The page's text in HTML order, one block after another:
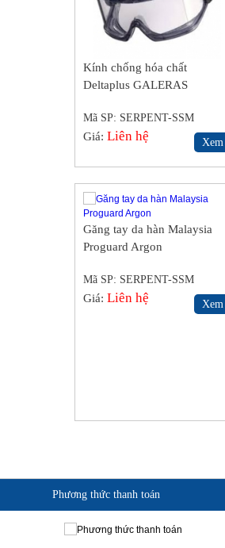
Kính chống hóa chất
Deltaplus GALERAS
Mã SP: SERPENT-SSM
Giá: Liên hệ Xem
Găng tay da hàn Malaysia
Proguard Argon
Mã SP: SERPENT-SSM
Giá: Liên hệ Xem
Phương thức thanh toán